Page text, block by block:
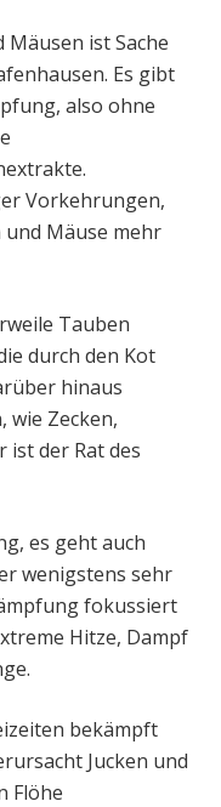
ist Sache
Es gibt
also ohne
Vorkehrungen,
Mäuse mehr
Tauben
durch den Kot
hinaus
wie Zecken,
ist der Rat des
es geht auch
wenigstens sehr
fokussiert
Hitze, Dampf
bekämpft
Jucken und
Flöhe